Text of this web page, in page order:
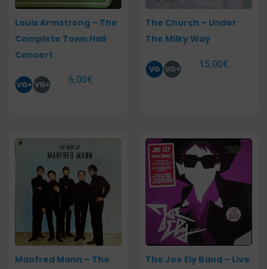
Louis Armstrong – The
Complete Town Hall
Concert
6,00€
The Church – Under
The Milky Way
15,00€
Manfred Mann – The
The Joe Ely Band – Live